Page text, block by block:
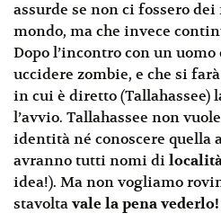
assurde se non ci fossero
mondo, ma che invece
Dopo l’incontro con un
uccidere zombie, e che si
in cui è diretto (Tallahassee)
l’avvio. Tallahassee non
identità né conoscere quella
avranno tutti nomi di
idea!). Ma non vogliamo
stavolta vale la pena vederlo!